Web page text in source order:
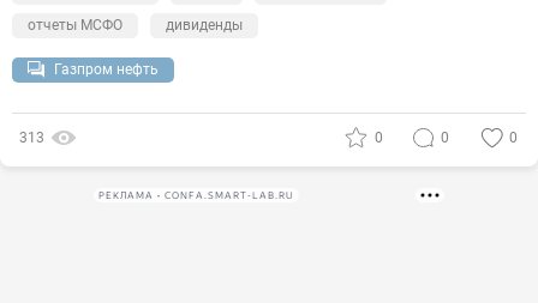
отчеты МСФО дивиденды
Газпром нефть
313 0 0 0
РЕКЛАМА • CONFA.SMART-LAB.RU